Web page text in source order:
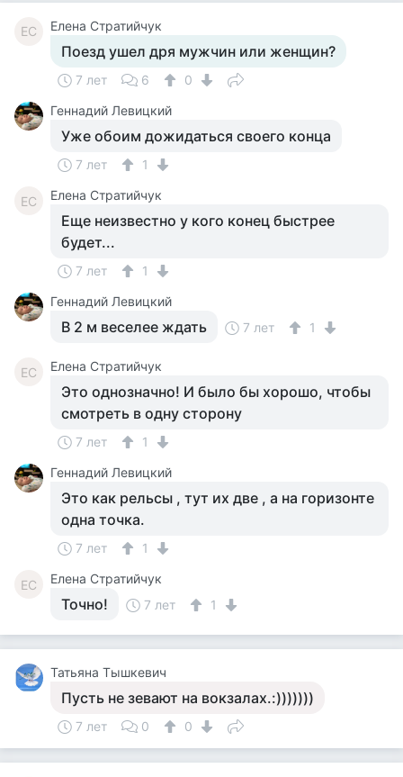
ЕС Елена Стратийчук
Поезд ушел дря мужчин или женщин?
7 лет 6
0
Геннадий Левицкий
Уже обоим дожидаться своего конца
7 лет 1
ЕС Елена Стратийчук
Еще неизвестно у кого конец быстрее
будет...
7 лет
1
Геннадий Левицкий
В 2 м веселее ждать 7 лет 1
ЕС Елена Стратийчук
Это однозначно! И было бы хорошо, чтобы
смотреть в одну сторону
7 лет
1
Геннадий Левицкий
Это как рельсы , тут их две , а на горизонте
одна точка.
7 лет 1
ЕС Елена Стратийчук
Точно! 7 лет 1
Татьяна Тышкевич
Пусть не зевают на вокзалах.:)))))))
7 лет 0 0